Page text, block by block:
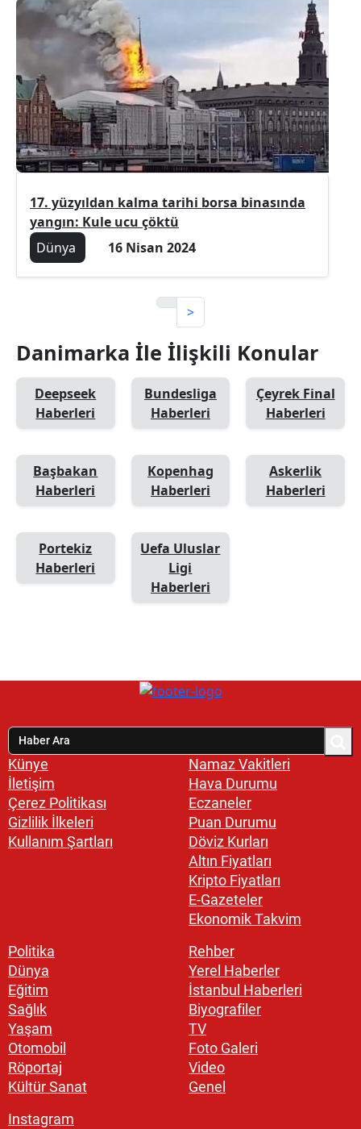
17. yüzyıldan kalma tarihi borsa binasında
yangın: Kule ucu çöktü
Dünya
16 Nisan 2024
>
Danimarka İle İlişkili Konular
Deepseek
Haberleri
Bundesliga
Haberleri
Çeyrek Final
Haberleri
Başbakan
Haberleri
Kopenhag
Haberleri
Askerlik
Haberleri
Portekiz
Haberleri
Uefa Uluslar
Ligi
Haberleri
Künye
İletişim
Çerez Politikası
Gizlilik İlkeleri
Kullanım Şartları
Namaz Vakitleri
Hava Durumu
Eczaneler
Puan Durumu
Döviz Kurları
Altın Fiyatları
Kripto Fiyatları
E-Gazeteler
Ekonomik Takvim
Politika
Dünya
Eğitim
Sağlık
Yaşam
Otomobil
Röportaj
Kültür Sanat
Rehber
Yerel Haberler
İstanbul Haberleri
Biyografiler
TV
Foto Galeri
Video
Genel
Instagram